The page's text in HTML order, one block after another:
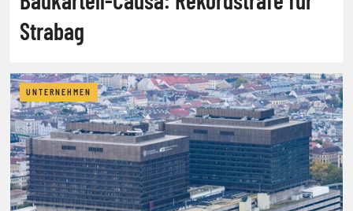
Strabag
UNTERNEHMEN